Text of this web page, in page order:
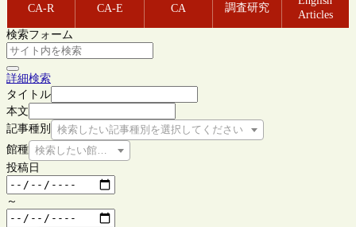
CA-R CA-E CA 調査研究
Articles
検索フォーム
詳細検索
タイトル
本文
記事種別
検索したい記事種別を選択してください
館種 検索したい館種を選択してください
投稿日
～